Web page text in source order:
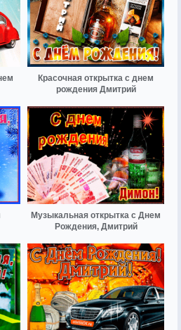
Красочная открытка с днем
рождения Дмитрий
Музыкальная открытка с Днем
Рождения, Дмитрий